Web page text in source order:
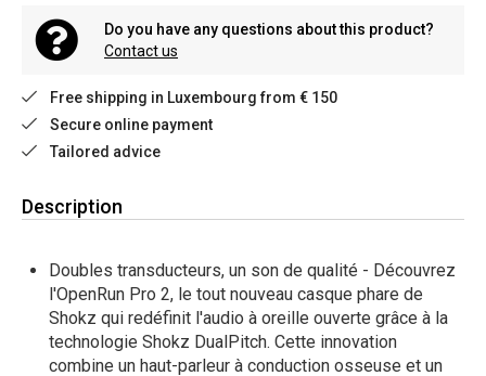
Do you have any questions about this product?
Contact us
Free shipping in Luxembourg from € 150
Secure online payment
Tailored advice
Description
Doubles transducteurs, un son de qualité - Découvrez
l'OpenRun Pro 2, le tout nouveau casque phare de
Shokz qui redéfinit l'audio à oreille ouverte grâce à la
technologie Shokz DualPitch. Cette innovation
combine un haut-parleur à conduction osseuse et un